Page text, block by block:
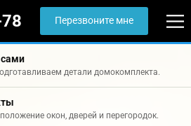
Перезвоните мне
детали домокомплекта.
окон, дверей и перегородок.